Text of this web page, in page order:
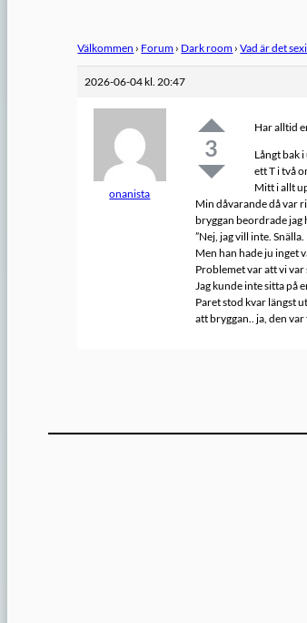
Välkommen › Forum › Dark room › Vad är det
2026-06-04 kl. 20:47
onanista
3
Har alltid
Långt bak
ett T i två
Mitt i allt
Min dåvarande då var
bryggan beordrade jag
”Nej, jag vill inte.
Men han hade ju inget
Problemet var att vi var
Jag kunde inte sitta på
Paret stod kvar längst
att bryggan.. ja, den var